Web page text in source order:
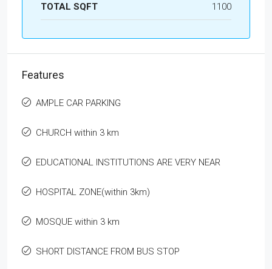
TOTAL SQFT 1100
Features
AMPLE CAR PARKING
CHURCH within 3 km
EDUCATIONAL INSTITUTIONS ARE VERY NEAR
HOSPITAL ZONE(within 3km)
MOSQUE within 3 km
SHORT DISTANCE FROM BUS STOP